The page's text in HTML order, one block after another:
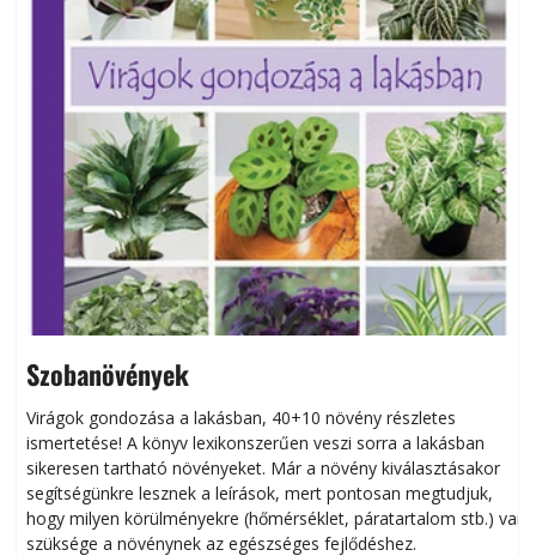
Szobanövények
Virágok gondozása a lakásban, 40+10 növény részletes
ismertetése! A könyv lexikonszerűen veszi sorra a lakásban
sikeresen tart­ha­tó növényeket. Már a növény kiválasztásakor
segítségünkre lesznek a leírások, mert pontosan megtudjuk,
hogy milyen körülményekre (hőmérséklet, páratartalom stb.) van
szüksége a növénynek az egészséges fejlődéshez.